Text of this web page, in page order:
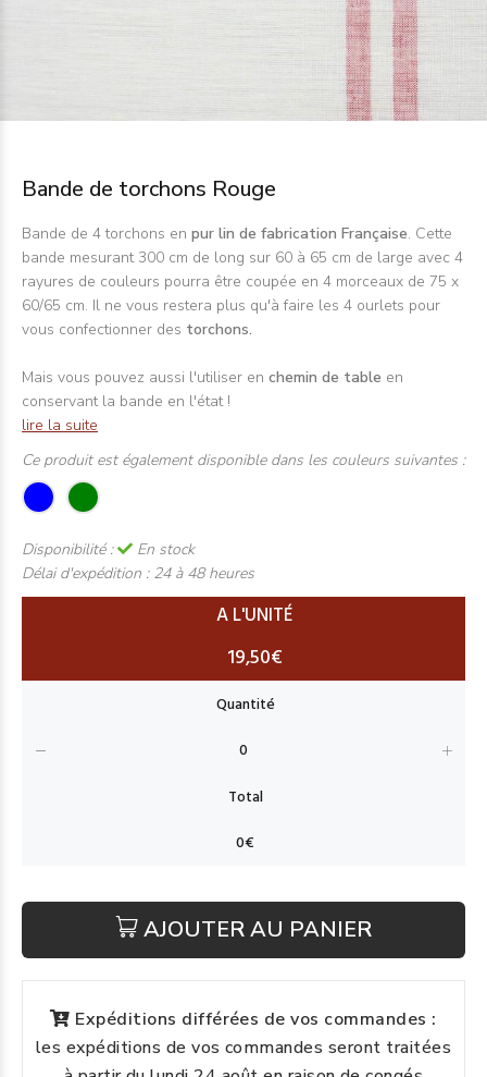
Bande de torchons Rouge
Bande de 4 torchons en pur lin de fabrication Française. Cette
bande mesurant 300 cm de long sur 60 à 65 cm de large avec 4
rayures de couleurs pourra être coupée en 4 morceaux de 75 x
60/65 cm. Il ne vous restera plus qu'à faire les 4 ourlets pour
vous confectionner des torchons.
Mais vous pouvez aussi l'utiliser en chemin de table en
conservant la bande en l'état !
lire la suite
Ce produit est également disponible dans les couleurs suivantes :
Disponibilité :
En stock
Délai d'expédition : 24 à 48 heures
A L'UNITÉ
19,50€
AJOUTER AU PANIER
Expéditions différées de vos commandes :
les expéditions de vos commandes seront traitées